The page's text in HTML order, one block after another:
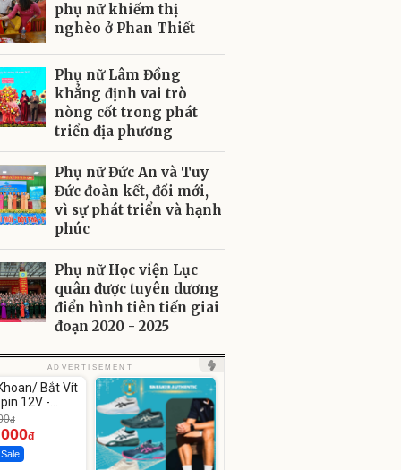
phụ nữ khiếm thị
nghèo ở Phan Thiết
Phụ nữ Lâm Đồng
khẳng định vai trò
nòng cốt trong phát
triển địa phương
Phụ nữ Đức An và Tuy
Đức đoàn kết, đổi mới,
vì sự phát triển và hạnh
phúc
Phụ nữ Học viện Lục
quân được tuyên dương
điển hình tiên tiến giai
đoạn 2020 - 2025
ADVERTISEMENT
Bắt Vít
12V -
đ
đ